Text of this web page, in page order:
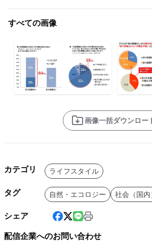
すべての画像
画像一括ダウンロー
カテゴリ ライフスタイル
タグ 自然・エコロジー 社会（国内
シェア
配信企業へのお問い合わせ